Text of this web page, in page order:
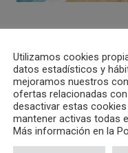
vespertina en la
y absoluto, contra el
línea de victorias
partido amistoso contra
En cuanto al equipo
de la semana
también tiene que
Utilizamos cookies
datos estadísticos y
mejoramos nuestros
ofertas relacionadas
desactivar estas
mantener activas todas
Más información en la